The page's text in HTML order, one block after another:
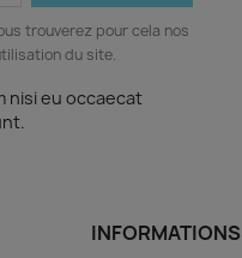
trouverez pour cela nos
du site.
nisi eu occaecat
INFORMATIONS